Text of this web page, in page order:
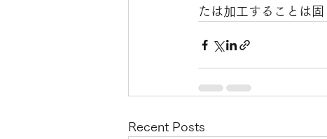
たは加工することは固
Recent Posts